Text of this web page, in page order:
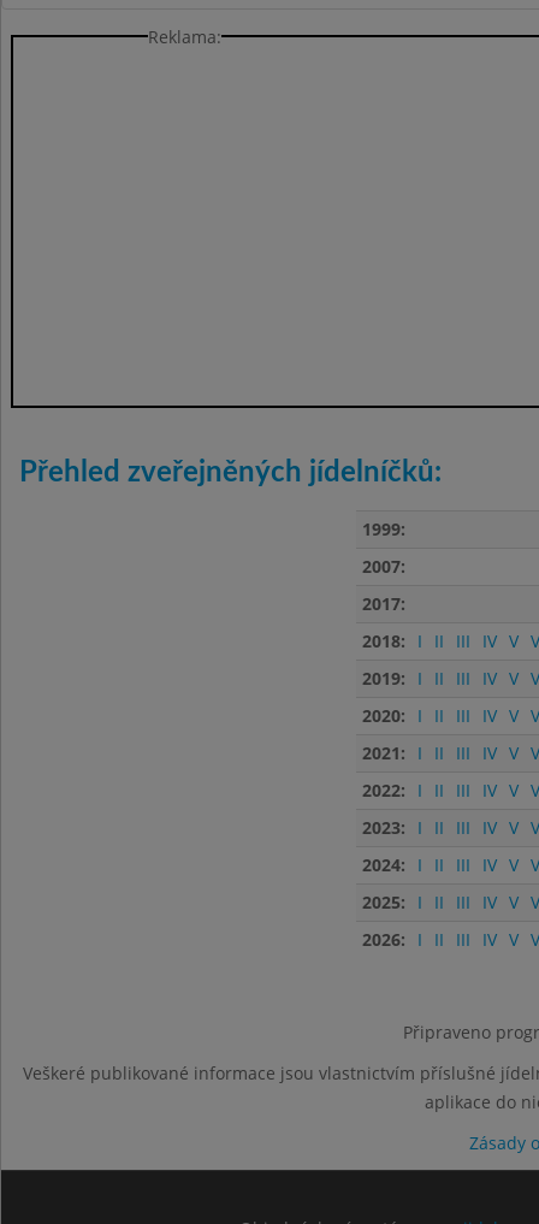
Reklama:
Přehled zveřejněných jídelníčků:
1999:
2007:
2017:
2018:
I II III IV V
2019:
I II III IV V
2020:
I II III IV V
2021:
I II III IV V
2022:
I II III IV V
2023:
I II III IV V
2024:
I II III IV V
2025:
I II III IV V
2026:
I II III IV V
Připraveno
Veškeré publikované informace jsou vlastnictvím příslušné
aplikace do
Zásady